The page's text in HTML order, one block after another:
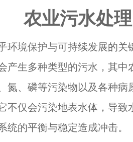
农业污水处
环境保护与可持续发展的关
产生多种类型的污水，其
氮、磷等污染物以及各种病
不仅会污染地表水体，导
统的平衡与稳定造成冲击。